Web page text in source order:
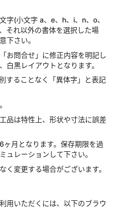
字(小文字 a、e、h、i、n、o、
それ以外の書体を選択した場
下さい。
お問合せ」に修正内容を明記し
白黒レイアウトとなります。
することなく「異体字」と表記
品は特性上、形状や寸法に誤差
ヶ月となります。保存期限を過
ュレーションして下さい。
く変更する場合がございます。
用いただくには、以下のブラウ